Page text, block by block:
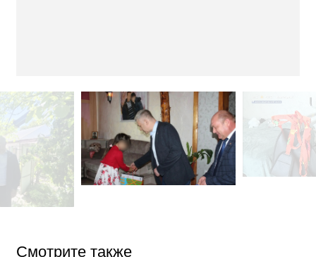
Смотрите также